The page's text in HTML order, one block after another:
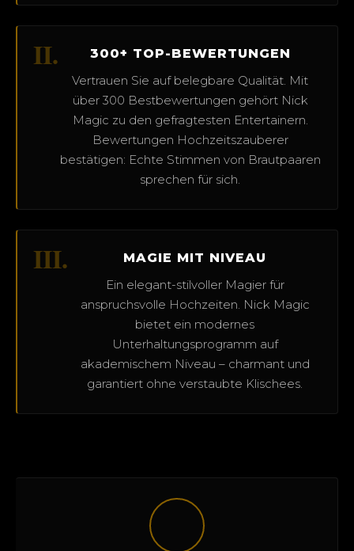
II.
300+ TOP-BEWERTUNGEN
Vertrauen Sie auf belegbare Qualität. Mit
über 300 Bestbewertungen gehört Nick
Magic zu den gefragtesten Entertainern.
Bewertungen Hochzeitszauberer
bestätigen: Echte Stimmen von Brautpaaren
sprechen für sich.
III.
MAGIE MIT NIVEAU
Ein elegant-stilvoller Magier für
anspruchsvolle Hochzeiten. Nick Magic
bietet ein modernes
Unterhaltungsprogramm auf
akademischem Niveau – charmant und
garantiert ohne verstaubte Klischees.